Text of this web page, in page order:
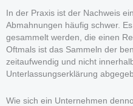
In der Praxis ist der Nachweis
Abmahnungen häufig schwer.
gesammelt werden, die einen
Oftmals ist das Sammeln der
zeitaufwendig und nicht
Unterlassungserklärung
Wie sich ein Unternehmen